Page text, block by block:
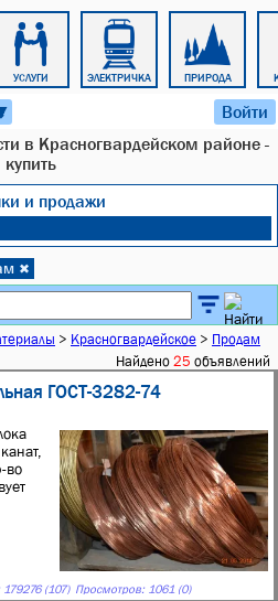
УСЛУГИ ЭЛЕКТРИЧКА ПРИРОДА
Войти
в Красногвардейском районе -
купить
и продажи
✖
> Красногвардейское > Продам
Найдено 25 объявлений
ГОСТ-3282-74
во
(107) Просмотров: 1061 (0)